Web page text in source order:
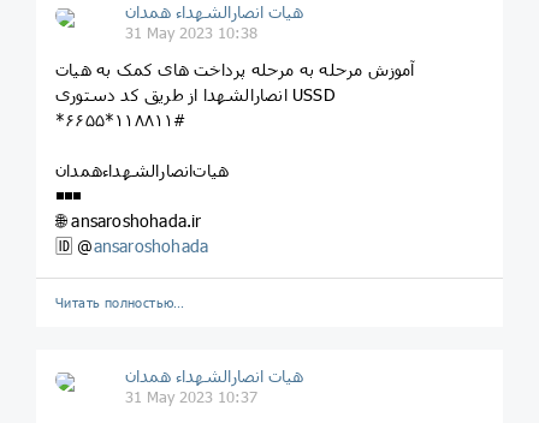
هیات انصارالشهداء همدان
31 May 2023 10:38
آموزش مرحله به مرحله پرداخت های کمک به هیات
انصارالشهدا از طریق کد دستوری USSD
*۶۶۵۵*۱۱۸۸۱۱#
هیات‌انصارالشهداءهمدان
◾️◾️◾️
🌐 ansaroshohada.ir
🆔 @ansaroshohada
Читать полностью…
هیات انصارالشهداء همدان
31 May 2023 10:37